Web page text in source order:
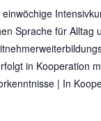
Sprache für
in Kooperation
| In